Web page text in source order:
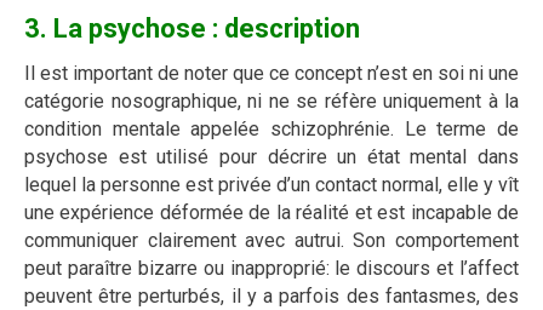
3. La psychose : description
Il est important de noter que ce concept n’est en soi ni une
catégorie nosographique, ni ne se réfère uniquement à la
condition mentale appelée schizophrénie. Le terme de
psychose est utilisé pour décrire un état mental dans
lequel la personne est privée d’un contact normal, elle y vît
une expérience déformée de la réalité et est incapable de
communiquer clairement avec autrui. Son comportement
peut paraître bizarre ou inapproprié: le discours et l’affect
peuvent être perturbés, il y a parfois des fantasmes, des